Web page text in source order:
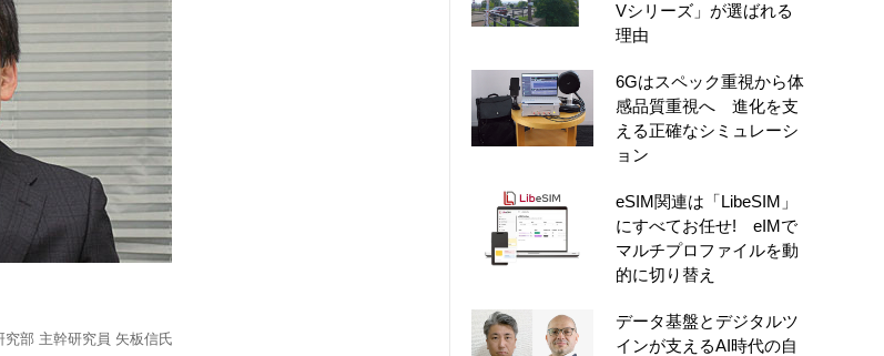
部 主幹研究員 矢板信氏
Vシリーズ」が選ばれる
理由
6Gはスペック重視から体
感品質重視へ 進化を支
える正確なシミュレーシ
ョン
eSIM関連は「LibeSIM」
にすべてお任せ! eIMで
マルチプロファイルを動
的に切り替え
データ基盤とデジタルツ
インが支えるAI時代の自